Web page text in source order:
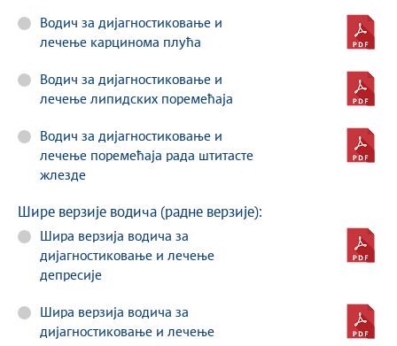
Водич за дијагностиковање и
лечење карцинома плућа
Водич за дијагностиковање и
лечење липидских поремећаја
Водич за дијагностиковање и
лечење поремећаја рада штитасте
жлезде
Шире верзије водича (радне верзије):
Шира верзија водича за
дијагностиковање и лечење
депресије
Шира верзија водича за
дијагностиковање и лечење